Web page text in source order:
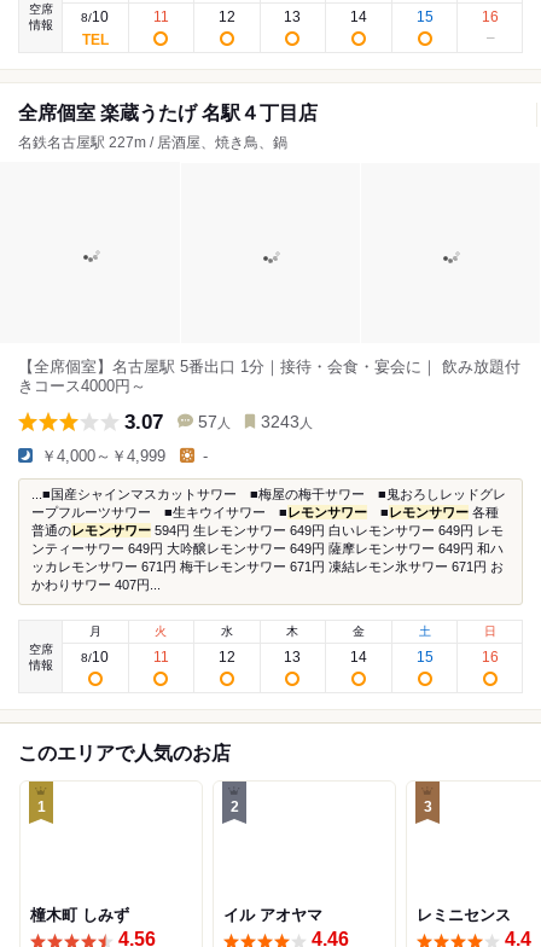
空席
情報
8/10 11 12 13 14 15 16
全席個室 楽蔵うたげ 名駅４丁目店
名鉄名古屋駅 227m / 居酒屋、焼き鳥、鍋
【全席個室】名古屋駅 5番出口 1分｜接待・会食・宴会に｜ 飲み放題付
きコース4000円～
3.07 57 人 3243 人
￥4,000～￥4,999 -
...■国産シャインマスカットサワー ■梅屋の梅干サワー ■鬼おろしレッドグレ
ープフルーツサワー ■生キウイサワー ■ レモンサワー ■ レモンサワー 各種
普通の レモンサワー 594円 生レモンサワー 649円 白いレモンサワー 649円 レモ
ンティーサワー 649円 大吟醸レモンサワー 649円 薩摩レモンサワー 649円 和ハ
ッカレモンサワー 671円 梅干レモンサワー 671円 凍結レモン氷サワー 671円 お
かわりサワー 407円...
空席
情報
月
8/10
火
11
水
12
木
13
金
14
土
15
日
16
このエリアで人気のお店
1
橦木町 しみず
4.56
2
イル アオヤマ
4.46
3
レミニセンス
4.4